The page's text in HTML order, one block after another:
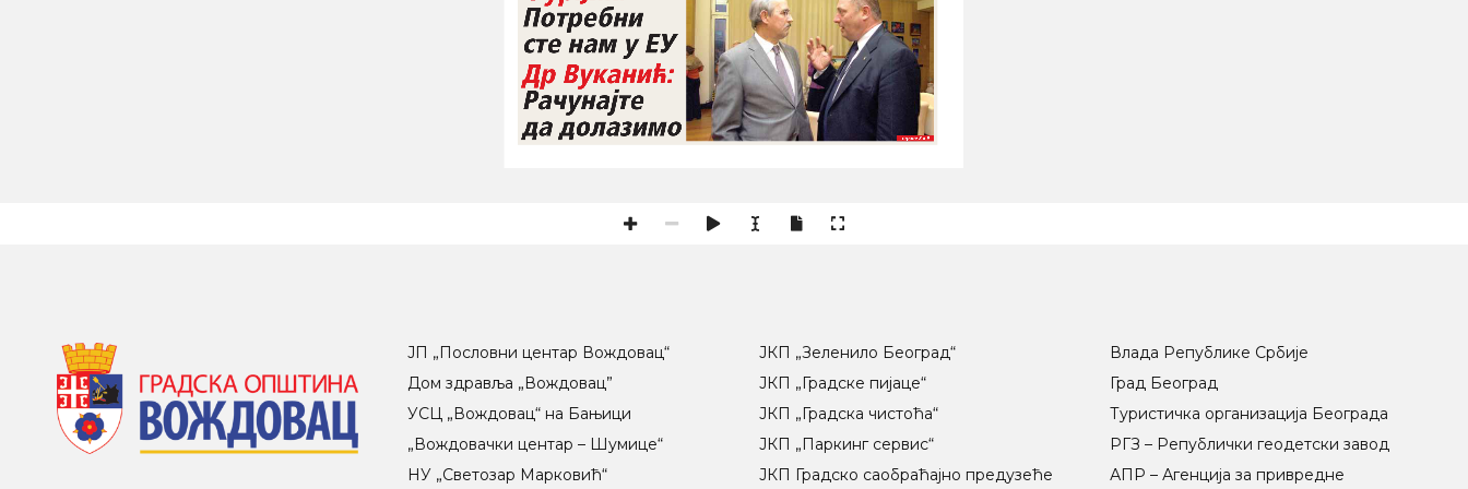
Потребни
сте нам у ЕУ
Др Вуканић:
Рачунајте
да долазимо
стране 8 и 9
ЈП „Пословни центар Вождовац“
Дом здравља „Вождовац”
УСЦ „Вождовац“ на Бањици
„Вождовачки центар – Шумице“
НУ „Светозар Марковић“
ЈКП „Зеленило Београд“
ЈКП „Градске пијаце“
ЈКП „Градска чистоћа“
ЈКП „Паркинг сервис“
ЈКП Градско саобраћајно предузеће
Влада Републике Србије
Град Београд
Туристичка организација Београда
РГЗ – Републички геодетски завод
АПР – Агенција за привредне